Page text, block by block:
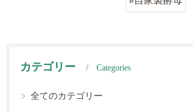
カテゴリー Categories
全てのカテゴリー